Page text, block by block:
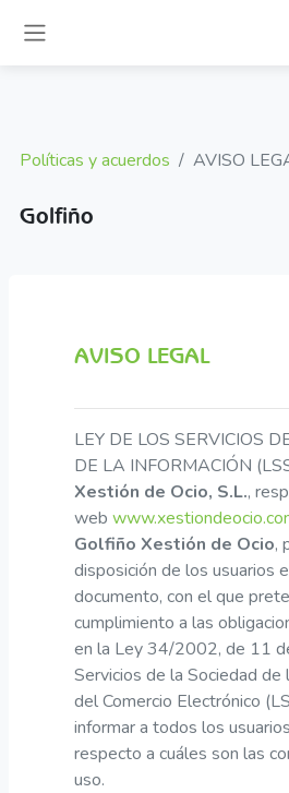
Políticas y acuerdos AVISO
Golfiño
AVISO LEGAL
LEY DE LOS SERVICIOS
DE LA INFORMACIÓN
Xestión de Ocio, S.L.,
web
Golfiño Xestión de Ocio,
disposición de los usuarios
documento, con el que
cumplimiento a las
en la Ley 34/2002, de 11
Servicios de la Sociedad de
del Comercio Electrónico
informar a todos los
respecto a cuáles son las
uso.